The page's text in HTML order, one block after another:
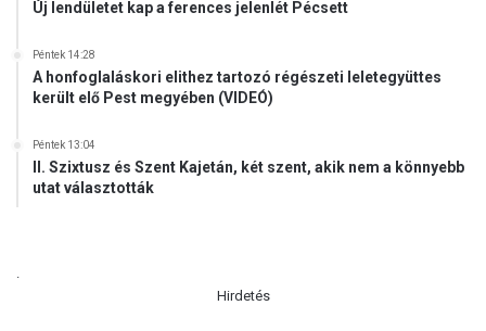
Új lendületet kap a ferences jelenlét Pécsett
Péntek 14:28
A honfoglaláskori elithez tartozó régészeti leletegyüttes
került elő Pest megyében (VIDEÓ)
Péntek 13:04
II. Szixtusz és Szent Kajetán, két szent, akik nem a könnyebb
utat választották
Hirdetés